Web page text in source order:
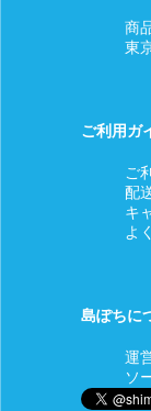
商
東
ご利用ガ
ご
配
キ
よ
島ぽちに
運
ソ